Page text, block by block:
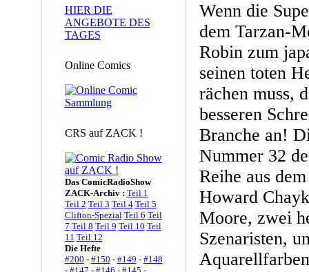
HIER DIE
ANGEBOTE DES
TAGES
Online Comics
CRS auf ZACK !
Das ComicRadioShow
ZACK-Archiv : Teil 1
Teil 2 Teil 3 Teil 4 Teil 5
Clifton-Spezial Teil 6 Teil
7 Teil 8 Teil 9 Teil 10 Teil
11 Teil 12
Die Hefte
#200 - #150 - #149 - #148
Wenn die
dem Tarzan-
Robin zum
seinen toten
rächen muss,
besseren
Branche an!
Nummer 32
Reihe aus
Howard
Moore, zwei
Szenaristen,